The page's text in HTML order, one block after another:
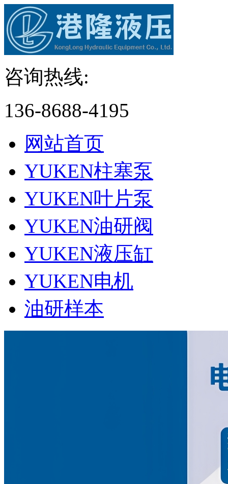
咨询热线:
136-8688-4195
网站首页
YUKEN柱塞泵
YUKEN叶片泵
YUKEN油研阀
YUKEN液压缸
YUKEN电机
油研样本